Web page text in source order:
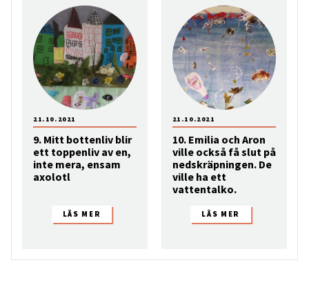
9. Mitt bottenliv blir
ett toppenliv av en,
inte mera, ensam
axolotl
21.10.2021
10. Emilia och Aron
ville också få slut på
nedskräpningen. De
ville ha ett
vattentalko.
21.10.2021